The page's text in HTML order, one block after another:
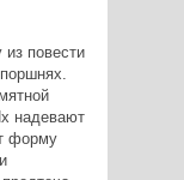
повести
надевают
форму